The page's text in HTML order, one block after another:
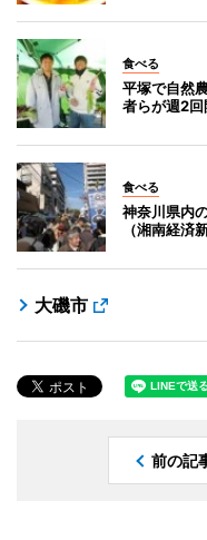
食べる
平塚で自然
者らが週2回
食べる
神奈川県内
（湘南経済
大磯市
前の記